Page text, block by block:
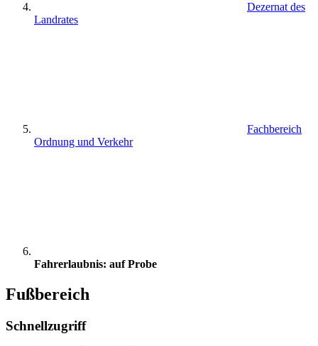
Dezernat des
Landrates
Fachbereich
Ordnung und Verkehr
Fahrerlaubnis: auf Probe
Fußbereich
Schnellzugriff